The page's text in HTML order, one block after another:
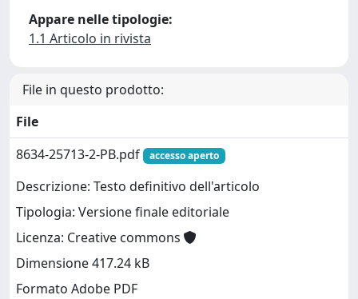
Appare nelle tipologie:
1.1 Articolo in rivista
File in questo prodotto:
File
8634-25713-2-PB.pdf
accesso aperto
Descrizione: Testo definitivo dell'articolo
Tipologia: Versione finale editoriale
Licenza: Creative commons
Dimensione 417.24 kB
Formato Adobe PDF